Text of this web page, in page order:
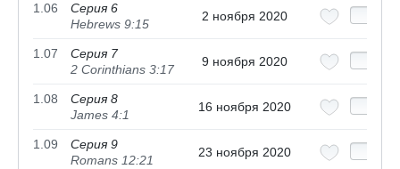
1.06
Серия 6
Hebrews 9:15
2 ноября 2020
1.07
Серия 7
2 Corinthians 3:17
9 ноября 2020
1.08
Серия 8
James 4:1
16 ноября 2020
1.09
Серия 9
Romans 12:21
23 ноября 2020